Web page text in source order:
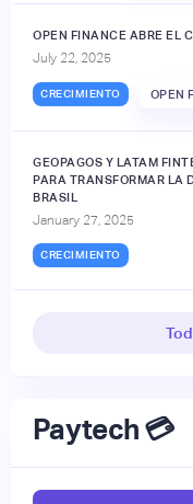
OPEN FINANCE ABRE EL
July 22, 2025
CRECIMIENTO OPEN
GEOPAGOS Y LATAM
PARA TRANSFORMAR LA
BRASIL
January 27, 2025
CRECIMIENTO
Paytech 💳